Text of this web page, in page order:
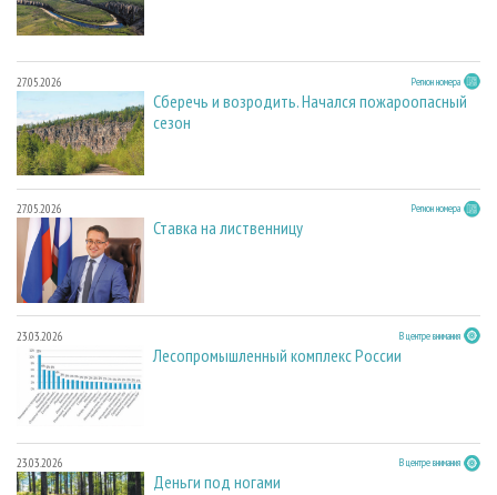
27.05.2026 Регион номера
Сберечь и возродить. Начался пожароопасный
сезон
27.05.2026 Регион номера
Ставка на лиственницу
23.03.2026 В центре внимания
Лесопромышленный комплекс России
23.03.2026 В центре внимания
Деньги под ногами